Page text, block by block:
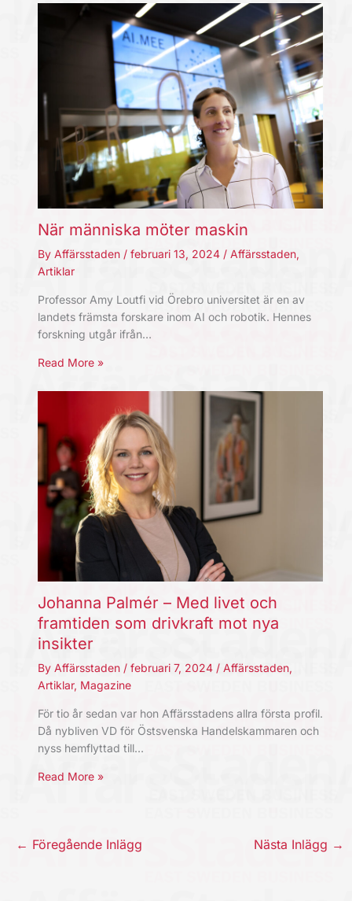
När människa möter maskin
By Affärsstaden / februari 13, 2024 / Affärsstaden,
Artiklar
Professor Amy Loutfi vid Örebro universitet är en av
landets främsta forskare inom AI och robotik. Hennes
forskning utgår ifrån…
Read More »
Johanna Palmér – Med livet och
framtiden som drivkraft mot nya
insikter
By Affärsstaden / februari 7, 2024 / Affärsstaden,
Artiklar, Magazine
För tio år sedan var hon Affärsstadens allra första profil.
Då nybliven VD för Östsvenska Handelskammaren och
nyss hemflyttad till…
Read More »
← Föregående Inlägg Nästa Inlägg →